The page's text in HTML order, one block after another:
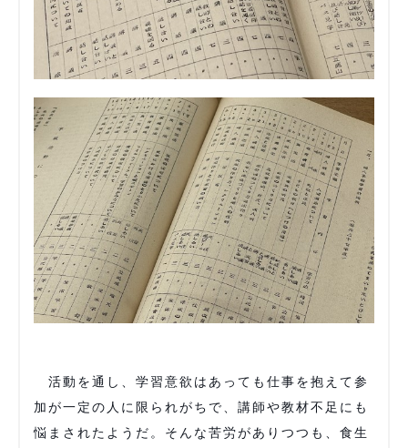
活動を通し、学習意欲はあっても仕事を抱えて参
加が一定の人に限られがちで、講師や教材不足にも
悩まされたようだ。そんな苦労がありつつも、食生